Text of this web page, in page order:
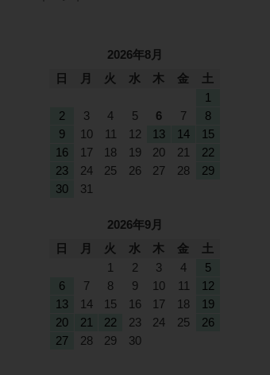
2026年8月
日
月 火 水 木 金
土
1
2
3 4 5 6 7
8
9
10 11 12 13 14
15
16
17 18 19 20 21
22
23
24 25 26 27 28
29
30
31
2026年9月
日
月 火 水 木 金
土
1
2 3 4
5
6
7 8 9 10 11
12
13
14 15 16 17 18
19
20
21 22 23 24 25
26
27
28 29 30